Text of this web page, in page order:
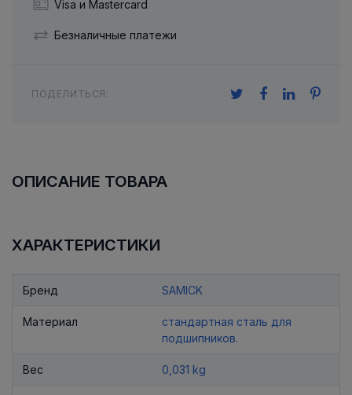
Visa и Mastercard
Безналичные платежи
ПОДЕЛИТЬСЯ:
ОПИСАНИЕ ТОВАРА
ХАРАКТЕРИСТИКИ
Бренд SAMICK
Материал
стандартная сталь для
подшипников.
Вес 0,031 kg